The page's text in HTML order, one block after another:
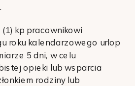
kp pracownikowi
roku kalendarzowego urlop
5 dni, w celu
opieki lub wsparcia
rodziny lub